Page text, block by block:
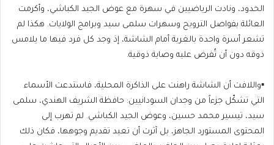
الحدود، ونادت الرياضيين في سهرة مع عوض الجيد الكباشي، وأكرمت
العائلة بفواصل الترويح وسهرات سلمى سيد وبرامج الولايات. هكذا لم
تشعر أسرة واحدة بالغربة أمام الشاشة، إذ وجد كل فرد فيها ما يلامس
ذوقه دون أن تُفرض عليه وصاية ذوقية.
▪️واللافت أن الشاشة راهنت على الذاكرة المحلية، فاستدعت الأسماء
التي تشكّل جزءاً من وجدان السودانيين: حافظة الشريف الهندي، سلمى
سيد، تيسير محمد حسين، وعوض الجيد الكباشي. لم تهرب إلى
المحتوى المستورد الجاهز، بل آثرت أن تعيد تقديم وجوهها، فكان ذلك